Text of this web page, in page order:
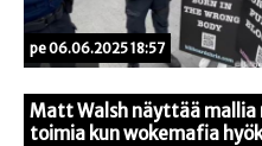
pe 06.06.2025 18:57
Matt Walsh näyttää mallia
toimia kun wokemafia